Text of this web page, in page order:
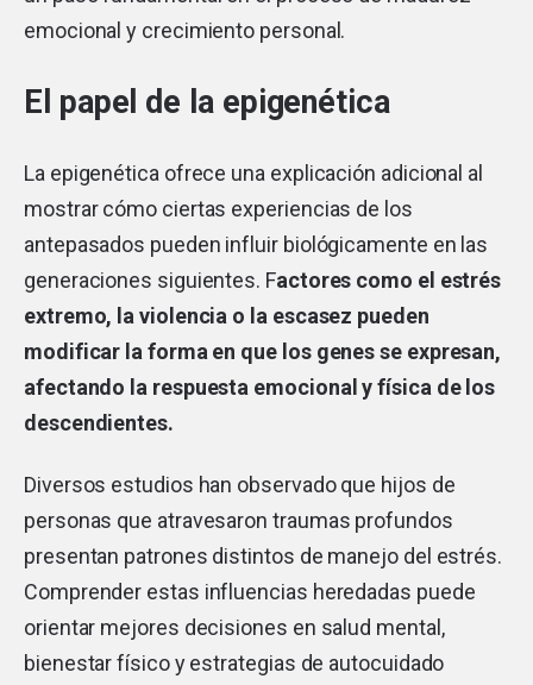
emocional y crecimiento personal.
El papel de la epigenética
La epigenética ofrece una explicación adicional al
mostrar cómo ciertas experiencias de los
antepasados pueden influir biológicamente en las
generaciones siguientes. Factores como el estrés
extremo, la violencia o la escasez pueden
modificar la forma en que los genes se expresan,
afectando la respuesta emocional y física de los
descendientes.
Diversos estudios han observado que hijos de
personas que atravesaron traumas profundos
presentan patrones distintos de manejo del estrés.
Comprender estas influencias heredadas puede
orientar mejores decisiones en salud mental,
bienestar físico y estrategias de autocuidado